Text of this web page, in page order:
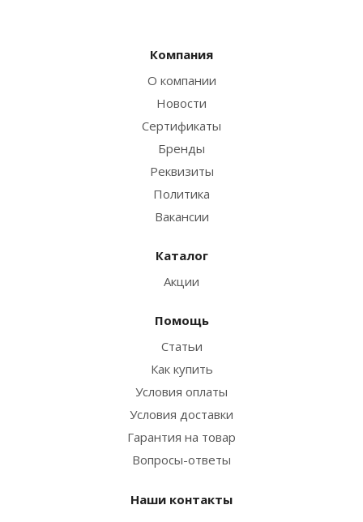
Компания
О компании
Новости
Сертификаты
Бренды
Реквизиты
Политика
Вакансии
Каталог
Акции
Помощь
Статьи
Как купить
Условия оплаты
Условия доставки
Гарантия на товар
Вопросы-ответы
Наши контакты